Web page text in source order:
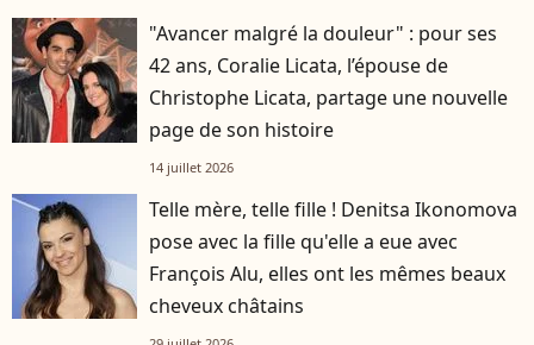
"Avancer malgré la douleur" : pour ses
42 ans, Coralie Licata, l’épouse de
Christophe Licata, partage une nouvelle
page de son histoire
14 juillet 2026
Telle mère, telle fille ! Denitsa Ikonomova
pose avec la fille qu'elle a eue avec
François Alu, elles ont les mêmes beaux
cheveux châtains